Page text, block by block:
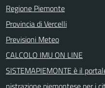
Regione Piemonte
Provincia di Vercelli
Previsioni Meteo
CALCOLO IMU ON LINE
SISTEMAPIEMONTE è il